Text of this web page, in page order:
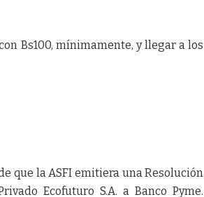
Bs100, mínimamente, y llegar a los
que la ASFI emitiera una Resolución
Ecofuturo S.A. a Banco Pyme.